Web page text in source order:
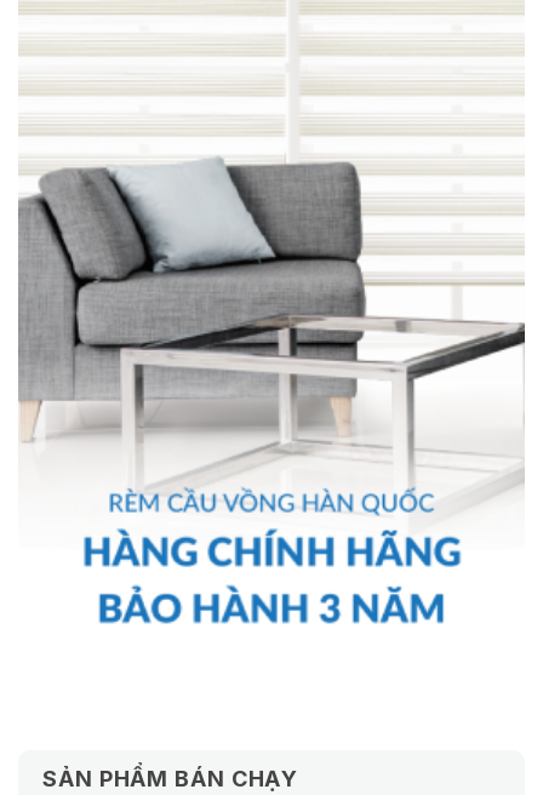
SẢN PHẨM BÁN CHẠY